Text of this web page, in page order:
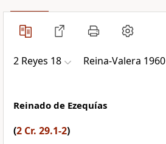
2 Reyes 18 Reina-Valera 1960
Reinado de Ezequías
(2 Cr. 29.1-2)